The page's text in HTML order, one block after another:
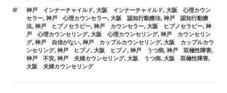
ゴ
リ
ー
タ
グ
神戸 インナーチャイルド, 大阪 インナーチャイルド, 大阪 心理カウン
セラー, 神戸 心理カウンセラー, 大阪 認知行動療法, 神戸 認知行動療
法, 神戸 ヒプノセラピー, 神戸 カウンセラー, 大阪 ヒプノセラピー, 神
戸 心理カウンセリング, 大阪 心理カウンセリング, 神戸 カウンセリン
グ, 神戸 自信がない, 神戸 カップルカウンセリング, 大阪 カップルカウ
ンセリング, 神戸 ヒプノ, 大阪 ヒプノ, 神戸 うつ病, 神戸 双極性障害,
神戸 不安, 神戸 夫婦カウンセリング, 大阪 うつ病, 大阪 双極性障害,
大阪 夫婦カウンセリング